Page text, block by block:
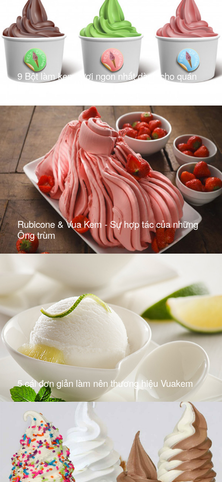
9 Bột làm kem tươi ngon nhất dành cho quán
kem pro
Rubicone & Vua Kem - Sự hợp tác của những
Ông trùm
5 cái đơn giản làm nên thương hiệu Vuakem